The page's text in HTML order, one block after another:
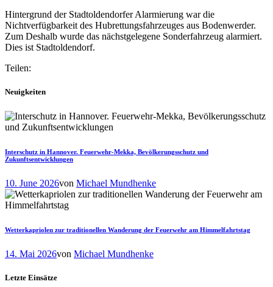
Hintergrund der Stadtoldendorfer Alarmierung war die
Nichtverfügbarkeit des Hubrettungsfahrzeuges aus Bodenwerder.
Zum Deshalb wurde das nächstgelegene Sonderfahrzeug alarmiert.
Dies ist Stadtoldendorf.
Teilen:
Neuigkeiten
Interschutz in Hannover. Feuerwehr-Mekka, Bevölkerungsschutz und
Zukunftsentwicklungen
10. June 2026von Michael Mundhenke
Wetterkapriolen zur traditionellen Wanderung der Feuerwehr am Himmelfahrtstag
14. Mai 2026von Michael Mundhenke
Letzte Einsätze